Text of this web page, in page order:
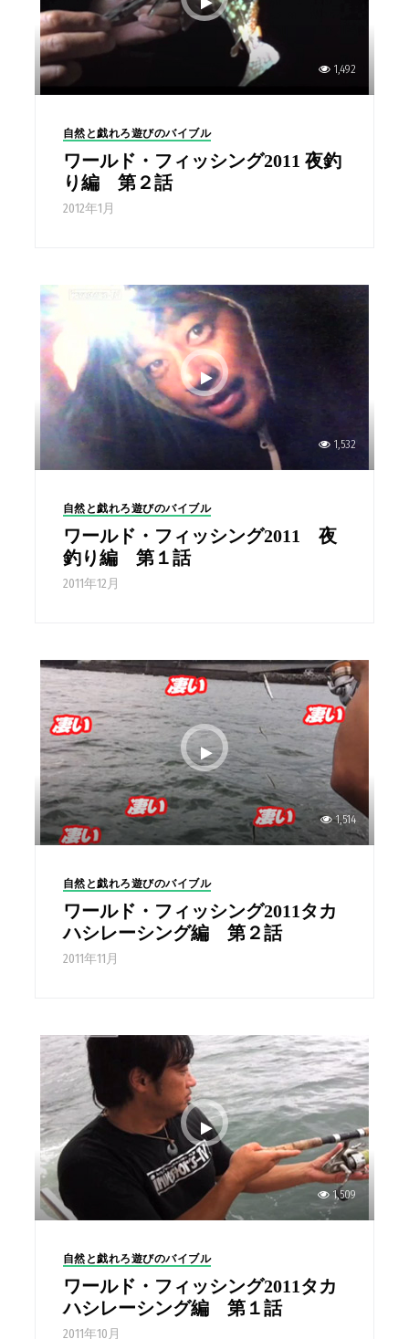
1,492
自然と戯れろ遊びのバイブル
ワールド・フィッシング2011 夜釣
り編 第２話
2012年1月
1,532
自然と戯れろ遊びのバイブル
ワールド・フィッシング2011 夜
釣り編 第１話
2011年12月
1,514
自然と戯れろ遊びのバイブル
ワールド・フィッシング2011タカ
ハシレーシング編 第２話
2011年11月
1,509
自然と戯れろ遊びのバイブル
ワールド・フィッシング2011タカ
ハシレーシング編 第１話
2011年10月